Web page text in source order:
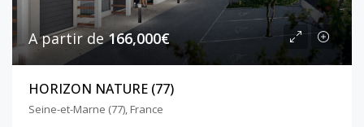
A partir de166,000€
HORIZON NATURE (77)
Seine-et-Marne (77), France